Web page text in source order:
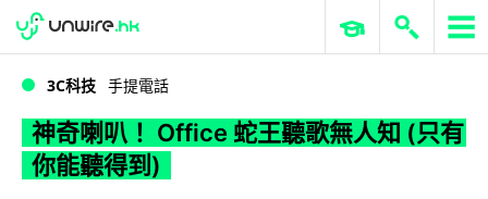
WWDC 2026 ERP 與商業 AI
3C科技 手提電話
神奇喇叭！ Office 蛇王聽歌無人知 (只有
你能聽得到)